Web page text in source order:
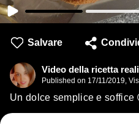
Salvare
Video della ricetta
Published on 17/11/2019,
Un dolce semplice e soffice